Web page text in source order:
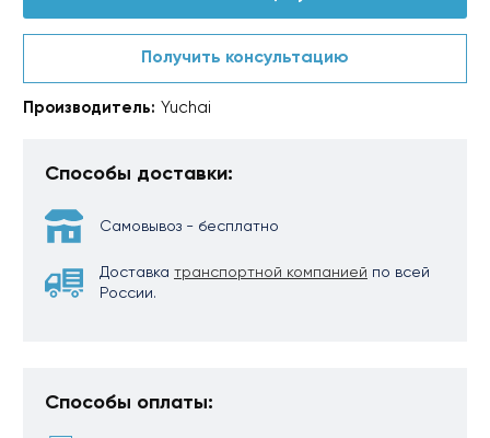
Получить консультацию
Производитель: Yuchai
Способы доставки:
Самовывоз - бесплатно
Доставка транспортной компанией по всей
России.
Способы оплаты: